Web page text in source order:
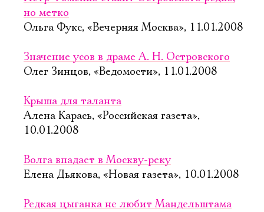
но метко
Ольга Фукс, «Вечерняя Москва», 11.01.2008
Значение усов в драме А. Н. Островского
Олег Зинцов, «Ведомости», 11.01.2008
Крыша для таланта
Алена Карась, «Российская газета»,
10.01.2008
Волга впадает в Москву-реку
Елена Дьякова, «Новая газета», 10.01.2008
Редкая цыганка не любит Мандельштама